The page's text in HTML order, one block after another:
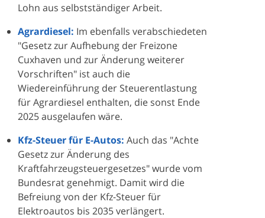
Lohn aus selbstständiger Arbeit.
Agrardiesel: Im ebenfalls verabschiedeten
"Gesetz zur Aufhebung der Freizone
Cuxhaven und zur Änderung weiterer
Vorschriften" ist auch die
Wiedereinführung der Steuerentlastung
für Agrardiesel enthalten, die sonst Ende
2025 ausgelaufen wäre.
Kfz-Steuer für E-Autos: Auch das "Achte
Gesetz zur Änderung des
Kraftfahrzeugsteuergesetzes" wurde vom
Bundesrat genehmigt. Damit wird die
Befreiung von der Kfz-Steuer für
Elektroautos bis 2035 verlängert.